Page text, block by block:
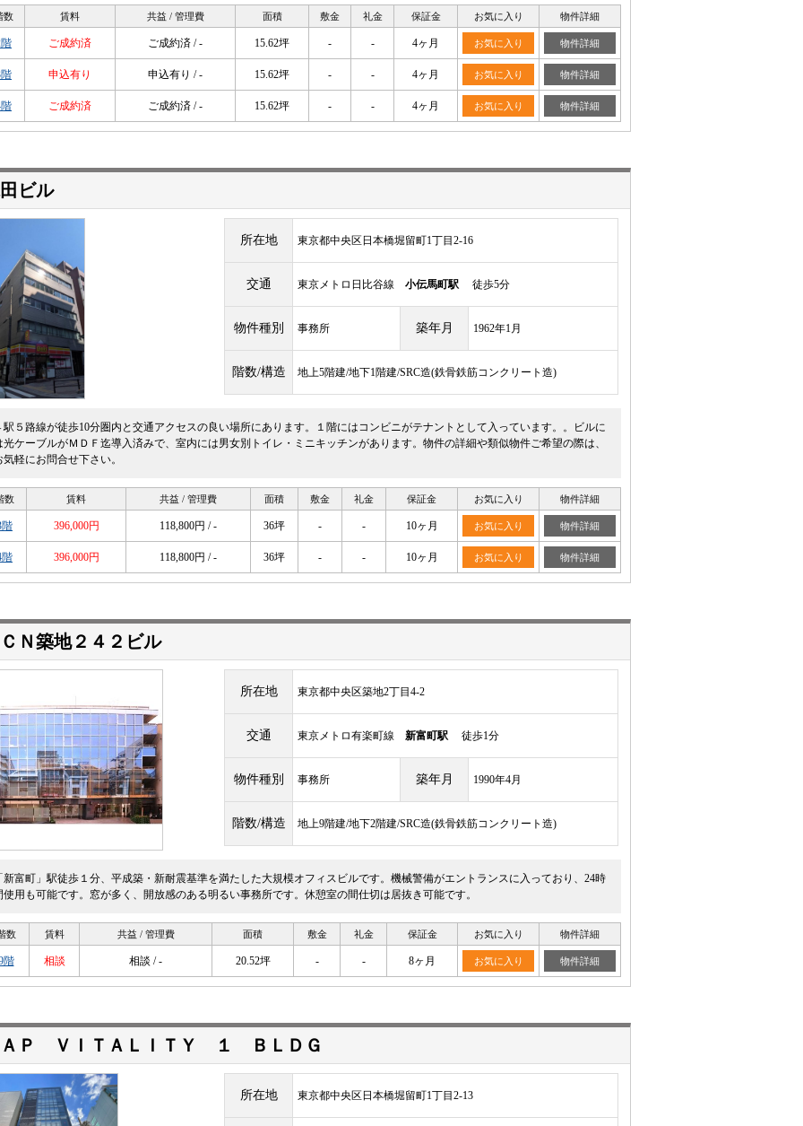
数 賃料 共益 / 管理費 面積 敷金 礼金 保証金 お気に入り 物件詳細
ご成約済 ご成約済 / - 15.62坪 - - 4ヶ月 お気に入り 物件詳細
申込有り 申込有り / - 15.62坪 - - 4ヶ月 お気に入り 物件詳細
ご成約済 ご成約済 / - 15.62坪 - - 4ヶ月 お気に入り 物件詳細
ビル
所在地 東京都中央区日本橋堀留町1丁目2-16
交通 東京メトロ日比谷線 小伝馬町駅 徒歩5分
物件種別 事務所 築年月 1962年1月
階数/構造 地上5階建/地下1階建/SRC造(鉄骨鉄筋コンクリート造)
駅５路線が徒歩10分圏内と交通アクセスの良い場所にあります。１階にはコンビニがテナントとして入っています。。ビルに
光ケーブルがＭＤＦ迄導入済みで、室内には男女別トイレ・ミニキッチンがあります。物件の詳細や類似物件ご希望の際は、
気軽にお問合せ下さい。
数 賃料 共益 / 管理費 面積 敷金 礼金 保証金 お気に入り 物件詳細
階 396,000円 118,800円 / - 36坪 - - 10ヶ月 お気に入り 物件詳細
階 396,000円 118,800円 / - 36坪 - - 10ヶ月 お気に入り 物件詳細
Ｎ築地２４２ビル
所在地 東京都中央区築地2丁目4-2
交通 東京メトロ有楽町線 新富町駅 徒歩1分
物件種別 事務所 築年月 1990年4月
階数/構造 地上9階建/地下2階建/SRC造(鉄骨鉄筋コンクリート造)
新富町」駅徒歩１分、平成築・新耐震基準を満たした大規模オフィスビルです。機械警備がエントランスに入っており、24時
使用も可能です。窓が多く、開放感のある明るい事務所です。休憩室の間仕切は居抜き可能です。
数 賃料 共益 / 管理費 面積 敷金 礼金 保証金 お気に入り 物件詳細
階 相談 相談 / - 20.52坪 - - 8ヶ月 お気に入り 物件詳細
Ｐ ＶＩＴＡＬＩＴＹ １ ＢＬＤＧ
所在地 東京都中央区日本橋堀留町1丁目2-13